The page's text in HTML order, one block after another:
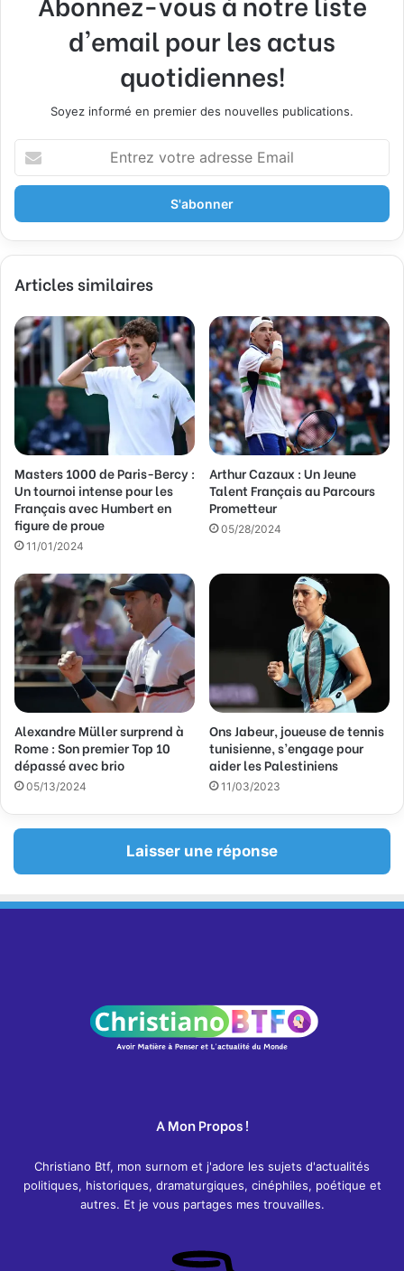
d'email pour les actus
quotidiennes!
Soyez informé en premier des nouvelles publications.
t
e
z
o
r
e
a
d
s
e
E
m
a
i
Articles similaires
Masters 1000 de Paris-Bercy :
Un tournoi intense pour les
Français avec Humbert en
figure de proue
11/01/2024
Arthur Cazaux : Un Jeune
Talent Français au Parcours
Prometteur
05/28/2024
Alexandre Müller surprend à
Rome : Son premier Top 10
dépassé avec brio
05/13/2024
Ons Jabeur, joueuse de tennis
tunisienne, s’engage pour
aider les Palestiniens
11/03/2023
Laisser une réponse
A Mon Propos !
Christiano Btf, mon surnom et j'adore les sujets d'actualités
politiques, historiques, dramaturgiques, cinéphiles, poétique et
autres. Et je vous partages mes trouvailles.